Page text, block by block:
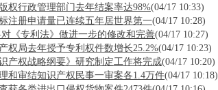
权行政管理部门去年结案率达98%(04/17 10:33)
注册申请量已连续五年居世界第一(04/17 10:28)
《专利法》做进一步的修改和完善(04/17 10:27)
权局去年授予专利权件数增长25.2%(04/17 10:23)
识产权战略纲要》研究制定工作将完成(04/17 10:20)
和审结知识产权民事一审案各1.4万件(04/17 10:18)